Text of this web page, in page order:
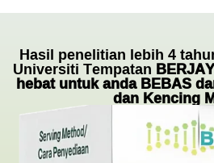
Hasil penelitian lebih 4
Universiti Tempatan
hebat untuk anda BEBAS
dan Kencing